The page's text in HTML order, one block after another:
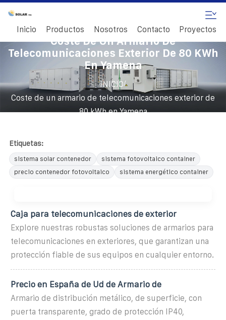
Inicio Productos Nosotros Contacto Proyectos
Coste De Un Armario De
Telecomunicaciones Exterior De 80 KWh
En Yamena
INICIO/
Coste de un armario de telecomunicaciones exterior de
80 kWh en Yamena
Etiquetas:
sistema solar contenedor
sistema fotovoltaico container
precio contenedor fotovoltaico
sistema energético container
Caja para telecomunicaciones de exterior
Explore nuestras robustas soluciones de armarios para
telecomunicaciones en exteriores, que garantizan una
protección fiable de sus equipos en cualquier entorno.
Precio en España de Ud de Armario de
Armario de distribución metálico, de superficie, con
puerta transparente, grado de protección IP40,